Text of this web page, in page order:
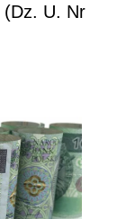
(Dz. U. Nr